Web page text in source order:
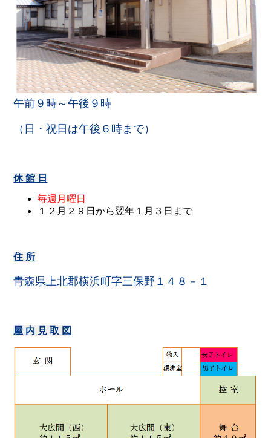
午前９時～午後９時
（日・祝日は午後６時まで）
休 館 日
毎週月曜日
１２月２９日から翌年１月３日まで
住 所
青森県上北郡横浜町字三保野１４８－１
屋 内 見 取 図